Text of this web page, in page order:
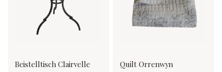
Beistelltisch Clairvelle Quilt Orrenwyn